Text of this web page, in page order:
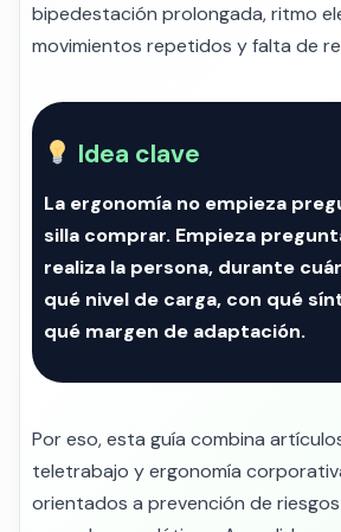
bipedestación prolongada, ritmo
movimientos repetidos y falta de
Idea clave
La ergonomía no empieza
silla comprar. Empieza
realiza la persona, durante
qué nivel de carga, con qué
qué margen de adaptación.
Por eso, esta guía combina
teletrabajo y ergonomía
orientados a prevención de riesgos